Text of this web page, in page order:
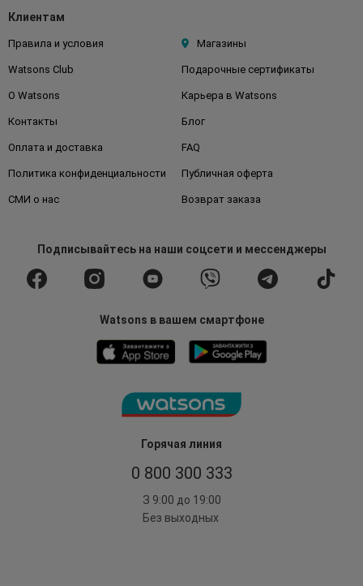
Горячая линия
0 800 300 333
З 9:00 до 19:00
Без выходных
Клиентам
Правила и условия Магазины
Watsons Club Подарочные сертификаты
О Watsons Карьера в Watsons
Контакты Блог
Оплата и доставка FAQ
Политика конфиденциальности Публичная оферта
СМИ о нас Возврат заказа
Подписывайтесьна наши соцсети и мессенджеры
Watsons в вашем смартфоне